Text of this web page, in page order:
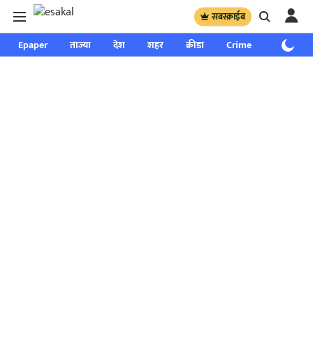
सबस्क्राईब
Epaper ताज्या देश शहर क्रीडा Crime साप्ताहिक